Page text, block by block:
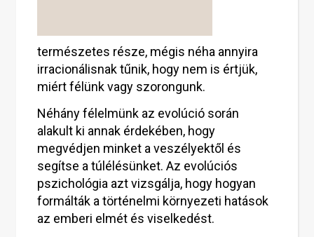
természetes része, mégis néha annyira
irracionálisnak tűnik, hogy nem is értjük,
miért félünk vagy szorongunk.
Néhány félelmünk az evolúció során
alakult ki annak érdekében, hogy
megvédjen minket a veszélyektől és
segítse a túlélésünket. Az evolúciós
pszichológia azt vizsgálja, hogy hogyan
formálták a történelmi környezeti hatások
az emberi elmét és viselkedést.